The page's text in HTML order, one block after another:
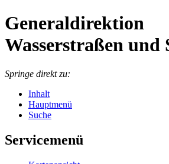
Generaldirektion
Wasserstraßen
Springe direkt zu:
Inhalt
Hauptmenü
Suche
Servicemenü